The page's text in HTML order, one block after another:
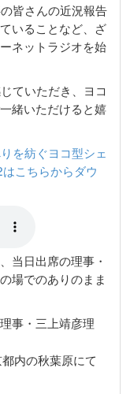
皆さんの近況報告
いることなど、ざ
ネットラジオを始
ていただき、ヨコ
緒いただけると嬉
を紡ぐヨコ型シェ
こちらからダウ
当日出席の理事・
場でのありのまま
事・三上靖彦理
内の秋葉原にて